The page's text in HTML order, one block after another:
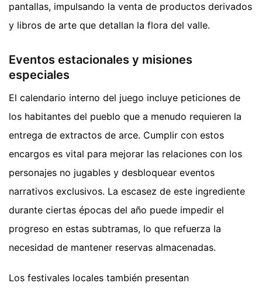
pantallas, impulsando la venta de productos derivados
y libros de arte que detallan la flora del valle.
Eventos estacionales y misiones
especiales
El calendario interno del juego incluye peticiones de
los habitantes del pueblo que a menudo requieren la
entrega de extractos de arce. Cumplir con estos
encargos es vital para mejorar las relaciones con los
personajes no jugables y desbloquear eventos
narrativos exclusivos. La escasez de este ingrediente
durante ciertas épocas del año puede impedir el
progreso en estas subtramas, lo que refuerza la
necesidad de mantener reservas almacenadas.
Los festivales locales también presentan